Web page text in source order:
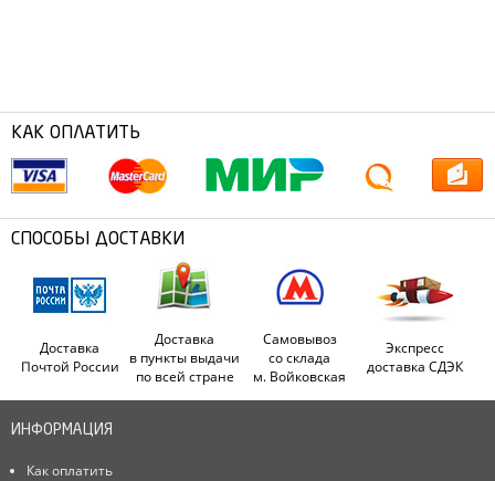
КАК ОПЛАТИТЬ
СПОСОБЫ ДОСТАВКИ
Доставка
Почтой России
Доставка
в пункты выдачи
по всей стране
Самовывоз
со склада
м. Войковская
Экспресс
доставка СДЭК
ИНФОРМАЦИЯ
Как оплатить